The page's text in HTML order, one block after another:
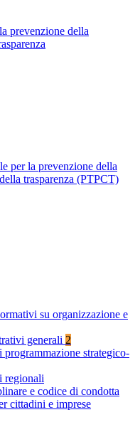
prevenzione della
per la prevenzione della
trasparenza (PTPCT)
su organizzazione e
generali 2
strategico-
regionali
e codice di condotta
cittadini e imprese